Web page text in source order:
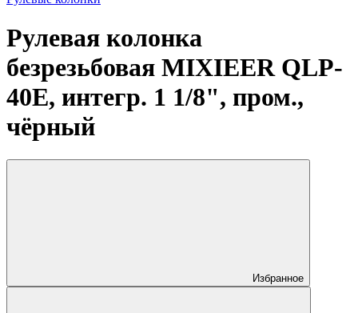
Рулевая колонка
безрезьбовая MIXIEER QLP-
40E, интегр. 1 1/8", пром.,
чёрный
Избранное